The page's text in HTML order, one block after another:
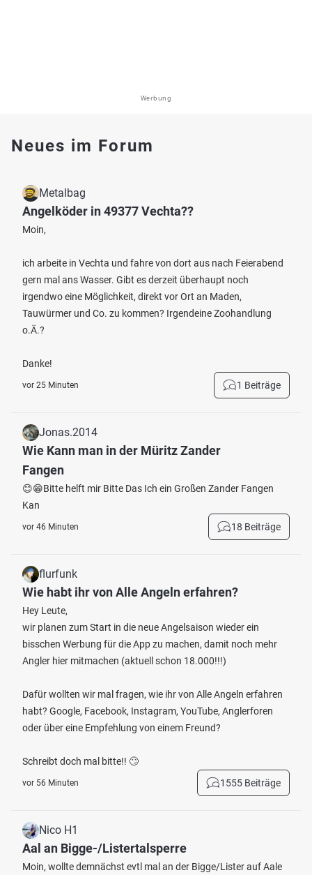
Werbung
Neues im Forum
Metalbag
Angelköder in 49377 Vechta??
Moin,
ich arbeite in Vechta und fahre von dort aus nach Feierabend
gern mal ans Wasser. Gibt es derzeit überhaupt noch
irgendwo eine Möglichkeit, direkt vor Ort an Maden,
Tauwürmer und Co. zu kommen? Irgendeine Zoohandlung
o.Ä.?
Danke!
vor 25 Minuten 1 Beiträge
Jonas.2014
Wie Kann man in der Müritz Zander
Fangen
😊😁Bitte helft mir Bitte Das Ich ein Großen Zander Fangen
Kan
vor 46 Minuten 18 Beiträge
flurfunk
Wie habt ihr von Alle Angeln erfahren?
Hey Leute,
wir planen zum Start in die neue Angelsaison wieder ein
bisschen Werbung für die App zu machen, damit noch mehr
Angler hier mitmachen (aktuell schon 18.000!!!)
Dafür wollten wir mal fragen, wie ihr von Alle Angeln erfahren
habt? Google, Facebook, Instagram, YouTube, Anglerforen
oder über eine Empfehlung von einem Freund?
Schreibt doch mal bitte!! 🙄
vor 56 Minuten 1555 Beiträge
Nico H1
Aal an Bigge-/Listertalsperre
Moin, wollte demnächst evtl mal an der Bigge/Lister auf Aale